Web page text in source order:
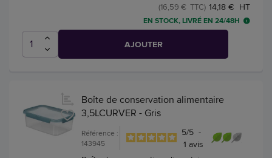
14,18 € HT
(16,59 € TTC)
EN STOCK, LIVRÉ EN 24/48H
AJOUTER
Boîte de conservation alimentaire
3,5LCURVER - Gris
Référence :
143945
5/5 -
1 avis